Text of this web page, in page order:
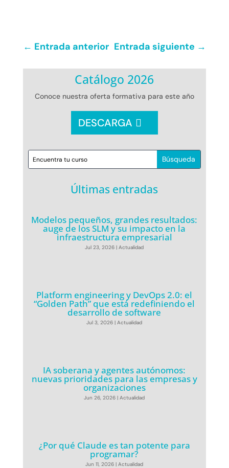
← Entrada anterior Entrada siguiente →
Catálogo 2026
Conoce nuestra oferta formativa para este año
DESCARGA
Últimas entradas
Modelos pequeños, grandes resultados:
auge de los SLM y su impacto en la
infraestructura empresarial
Jul 23, 2026 |Actualidad
Platform engineering y DevOps 2.0: el
“Golden Path” que está redefiniendo el
desarrollo de software
Jul 3, 2026 |Actualidad
IA soberana y agentes autónomos:
nuevas prioridades para las empresas y
organizaciones
Jun 26, 2026 |Actualidad
¿Por qué Claude es tan potente para
programar?
Jun 11, 2026 |Actualidad